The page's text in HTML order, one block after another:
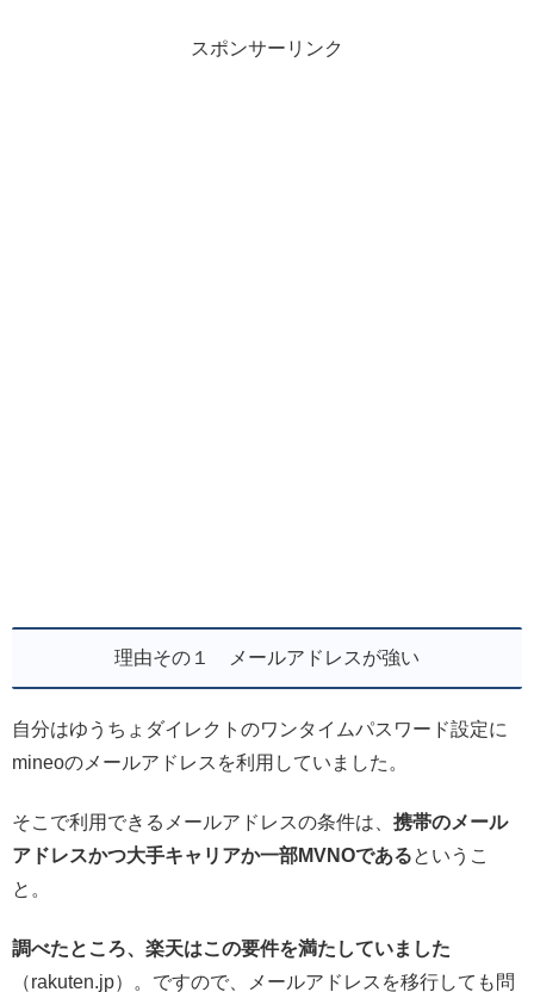
スポンサーリンク
理由その１ メールアドレスが強い
自分はゆうちょダイレクトのワンタイムパスワード設定に
mineoのメールアドレスを利用していました。
そこで利用できるメールアドレスの条件は、 携帯のメール
アドレスかつ大手キャリアか一部MVNOであるというこ
と。
調べたところ、楽天はこの要件を満たしていました
（rakuten.jp）。ですので、メールアドレスを移行しても問